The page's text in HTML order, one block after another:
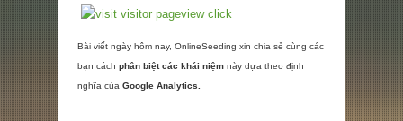
Bài viết ngày hôm nay, OnlineSeeding xin chia sẻ cùng các
bạn cách phân biệt các khái niệm này dựa theo định
nghĩa của Google Analytics.